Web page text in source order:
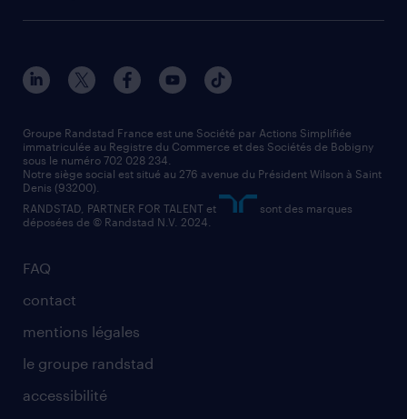
FAQ
contact
mentions légales
le groupe randstad
accessibilité
Groupe Randstad France est une Société par Actions Simplifiée
immatriculée au Registre du Commerce et des Sociétés de Bobigny
sous le numéro 702 028 234.
Notre siège social est situé au 276 avenue du Président Wilson à Saint
Denis (93200).
RANDSTAD, PARTNER FOR TALENT et
sont des marques
déposées de © Randstad N.V. 2024.